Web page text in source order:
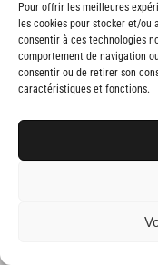
Pour offrir les meilleures
les cookies pour stocker et/
consentir à ces technologies
comportement de navigation
consentir ou de retirer son
caractéristiques et fonctions.
Copyright 2019 Traders